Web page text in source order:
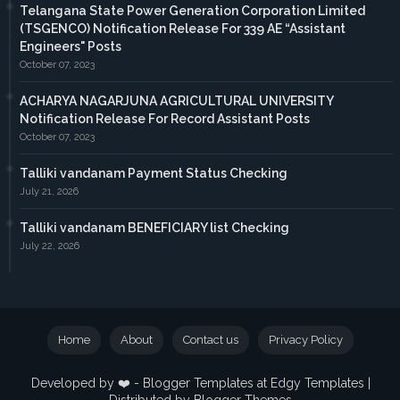
Telangana State Power Generation Corporation Limited
(TSGENCO) Notification Release For 339 AE “Assistant
Engineers" Posts
October 07, 2023
ACHARYA NAGARJUNA AGRICULTURAL UNIVERSITY
Notification Release For Record Assistant Posts
October 07, 2023
Talliki vandanam Payment Status Checking
July 21, 2026
Talliki vandanam BENEFICIARY list Checking
July 22, 2026
Developed by ❤️ - Blogger Templates at Edgy Templates |
Home About Contact us Privacy Policy